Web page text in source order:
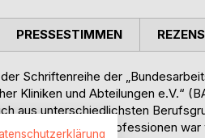
Schriftenreihe der
Kliniken und Abteilungen e.V.“
aus unterschiedlichsten
Diese Vielfalt an Professionen
PRESSESTIMMEN